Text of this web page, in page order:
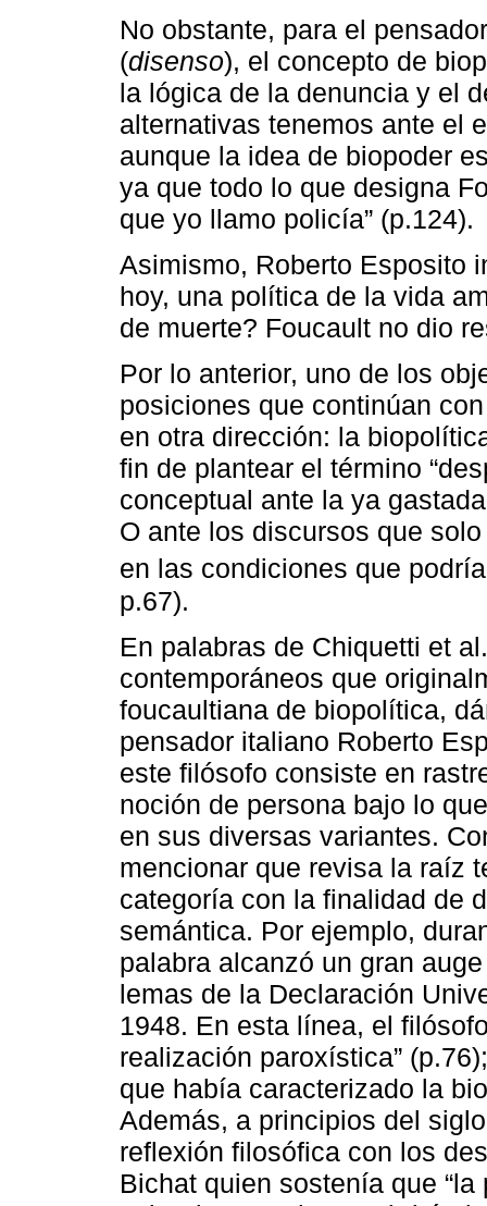
No obstante, para el
(disenso), el concepto de
la lógica de la denuncia y el
alternativas tenemos ante el
aunque la idea de biopoder
ya que todo lo que designa
que yo llamo policía” (p.124).
Asimismo, Roberto Esposito
hoy, una política de la vida
de muerte? Foucault no dio
Por lo anterior, uno de los
posiciones que continúan
en otra dirección: la
fin de plantear el término
conceptual ante la ya
O ante los discursos que
en las condiciones que
p.67).
En palabras de Chiquetti et
contemporáneos que
foucaultiana de biopolítica,
pensador italiano Roberto
este filósofo consiste en
noción de persona bajo lo
en sus diversas variantes.
mencionar que revisa la raíz
categoría con la finalidad de
semántica. Por ejemplo,
palabra alcanzó un gran
lemas de la Declaración
1948. En esta línea, el
realización paroxística”
que había caracterizado la
Además, a principios del
reflexión filosófica con los
Bichat quien sostenía que